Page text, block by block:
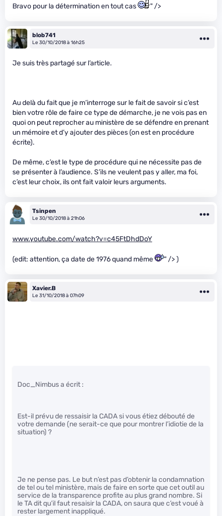
Bravo pour la détermination en tout cas " />
blob741
Le 30/10/2018 à 16h25
Je suis très partagé sur l’article.
Au delà du fait que je m’interroge sur le fait de savoir si c’est
bien votre rôle de faire ce type de démarche, je ne vois pas en
quoi on peut reprocher au ministère de se défendre en prenant
un mémoire et d’y ajouter des pièces (on est en procédure
écrite).
De même, c’est le type de procédure qui ne nécessite pas de
se présenter à l’audience. S’ils ne veulent pas y aller, ma foi,
c’est leur choix, ils ont fait valoir leurs arguments.
Tsinpen
Le 30/10/2018 à 21h06
www.youtube.com/watch?v=c45FtDhdDoY
(edit: attention, ça date de 1976 quand même " /> )
Xavier.B
Le 31/10/2018 à 07h09
Doc_Nimbus a écrit :
Est-il prévu de ressaisir la CADA si vous étiez débouté de
votre demande (ne serait-ce que pour montrer l’idiotie de la
situation) ?
Je ne pense pas. Le but n’est pas d’obtenir la condamnation
de tel ou tel ministère, mais de faire en sorte que cet outil au
service de la transparence profite au plus grand nombre. Si
le TA dit qu’il faut resaisir la CADA, on saura que c’est voué à
rester largement inappliqué.